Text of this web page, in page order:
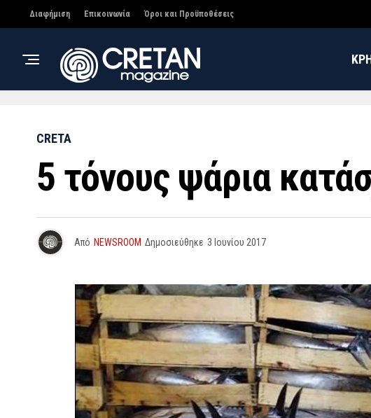
Διαφήμιση Επικοινωνία Όροι και Προϋποθέσεις
CRETA
5 τόνους ψάρια
Από NEWSROOM Δημοσιεύθηκε 3 Ιουνίου 2017